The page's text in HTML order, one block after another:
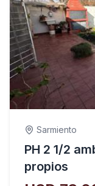
Sarmiento
PH 2 1/2
propios